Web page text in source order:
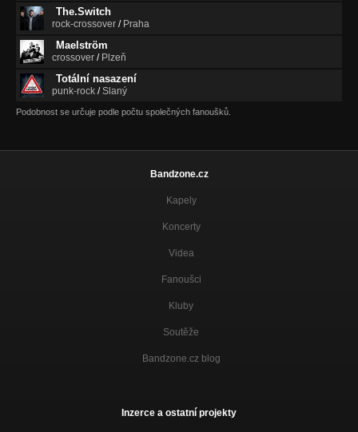
The.Switch
rock-crossover / Praha
Maelström
crossover / Plzeň
Totální nasazení
punk-rock /Slaný
Podobnost se určuje podle počtu společných fanoušků.
Bandzone.cz
Kapely
Koncerty
Videa
Fanoušci
Kluby
Soutěže
Bandzone.cz blog
Inzerce a ostatní projekty